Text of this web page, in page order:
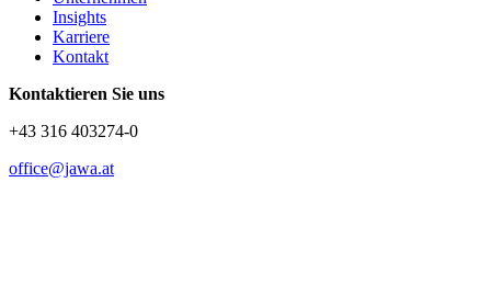
Insights
Karriere
Kontakt
Kontaktieren Sie uns
+43 316 403274-0
office@jawa.at